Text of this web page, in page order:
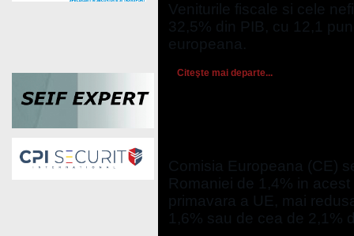
Veniturile fiscale si cele
32,5% din PIB, cu 12,1
europeana.
Citeşte mai departe...
Comisia Europeana (CE)
Romaniei de 1,4% in
primavara a UE, mai
1,6% sau de cea de 2,1%